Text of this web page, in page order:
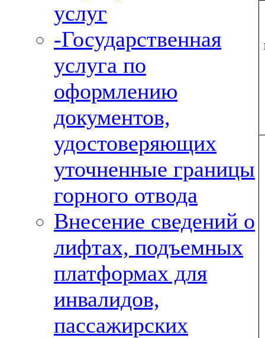
услуг
-Государственная
услуга по
оформлению
документов,
удостоверяющих
уточненные границы
горного отвода
Внесение сведений о
лифтах, подъемных
платформах для
инвалидов,
пассажирских